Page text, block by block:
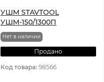
УШМ STAVTOOL
УШМ-150/1300П
Нет в наличии
Продано
Код товара: 98566